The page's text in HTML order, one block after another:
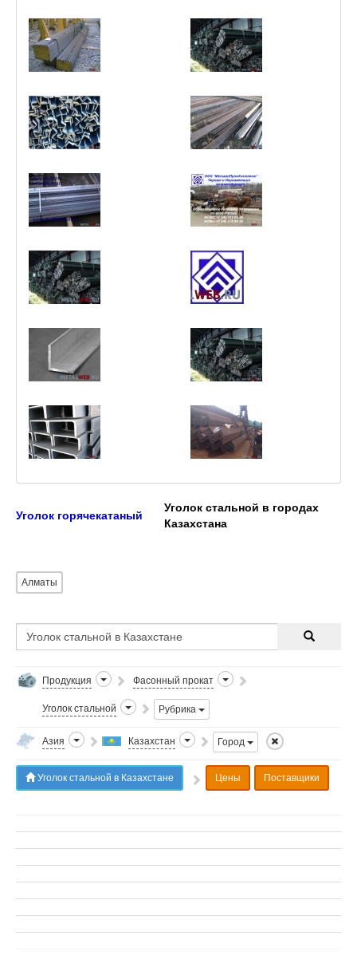
Уголок горячекатаный
Уголок стальной в городах
Казахстана
Алматы
Продукция Фасонный прокат
Уголок стальной Рубрика
Азия Казахстан Город
Уголок стальной в Казахстане Цены Поставщики